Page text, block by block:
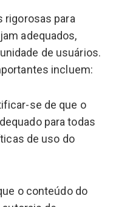
rigorosas para
adequados,
de usuários.
incluem:
se de que o
para todas
de uso do
o conteúdo do